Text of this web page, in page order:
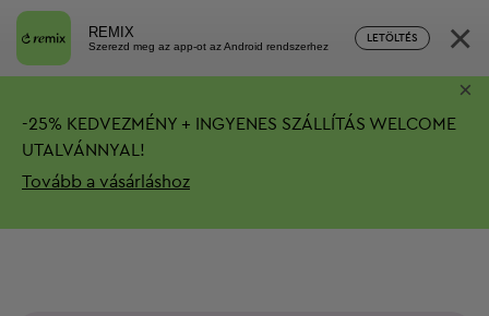
REMIX
Szerezd meg az app-ot az Android rendszerhez
LETÖLTÉS ×
-25% KEDVEZMÉNY + INGYENES SZÁLLÍTÁS WELCOME
UTALVÁNNYAL!
Tovább a vásárláshoz
×